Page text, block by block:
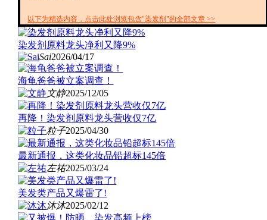
以下为精选内容，点击此处浏览包含"染发剂"的全部文章 >>
染发剂原料龙头净利又降9%
Sai2026/04/17
海龟爸爸被立案调查！
文静2025/12/05
再降！染发剂原料龙头营收仅7亿
粒子2025/04/30
最新通报，这类化妆品铅超标145倍
左祐2025/03/24
美发类产品又爆雷了!
沐沐2025/02/12